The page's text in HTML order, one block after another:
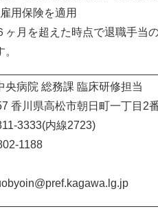
用保険を適用
月を超えた時点で退職手当
央病院 総務課 臨床研修担当
香川県高松市朝日町一丁目2
3333(内線2723)
1188